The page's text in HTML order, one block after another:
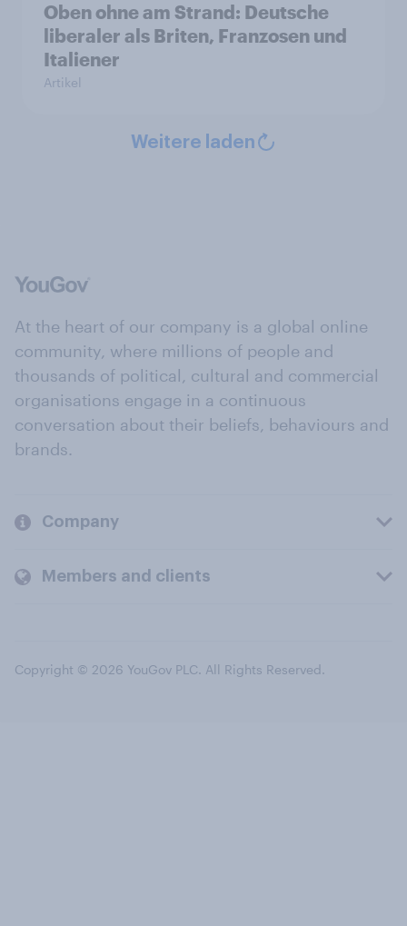
Oben ohne am Strand: Deutsche
liberaler als Briten, Franzosen und
Italiener
Artikel
Weitere laden
At the heart of our company is a global online
community, where millions of people and
thousands of political, cultural and commercial
organisations engage in a continuous
conversation about their beliefs, behaviours and
brands.
Company
Members and clients
Copyright © 2026 YouGov PLC. All Rights Reserved.